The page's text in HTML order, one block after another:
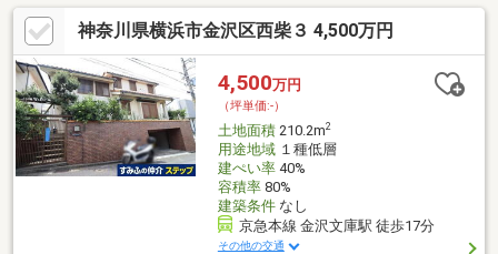
車スペースの設置も検討可能・現況更地、プラン確定後スムーズ
に建築に移行可能・建築条件付宅地販売ではありません▼周辺環
境・文庫小学校 徒歩6分(約450m)・金沢町第二公園 徒歩4分(約
250m)■ ご希望の住まい探しをお手伝いします ━━━━━・・・
物件の詳細・ご相談はお気軽にお問い合わせください。
神奈川県横浜市金沢区西柴３ 4,500万円
4,500万円
（坪単価:-）
土地面積210.2m2
用途地域１種低層
建ぺい率40%
容積率80%
建築条件なし
京急本線 金沢文庫駅 徒歩17分
その他の交通